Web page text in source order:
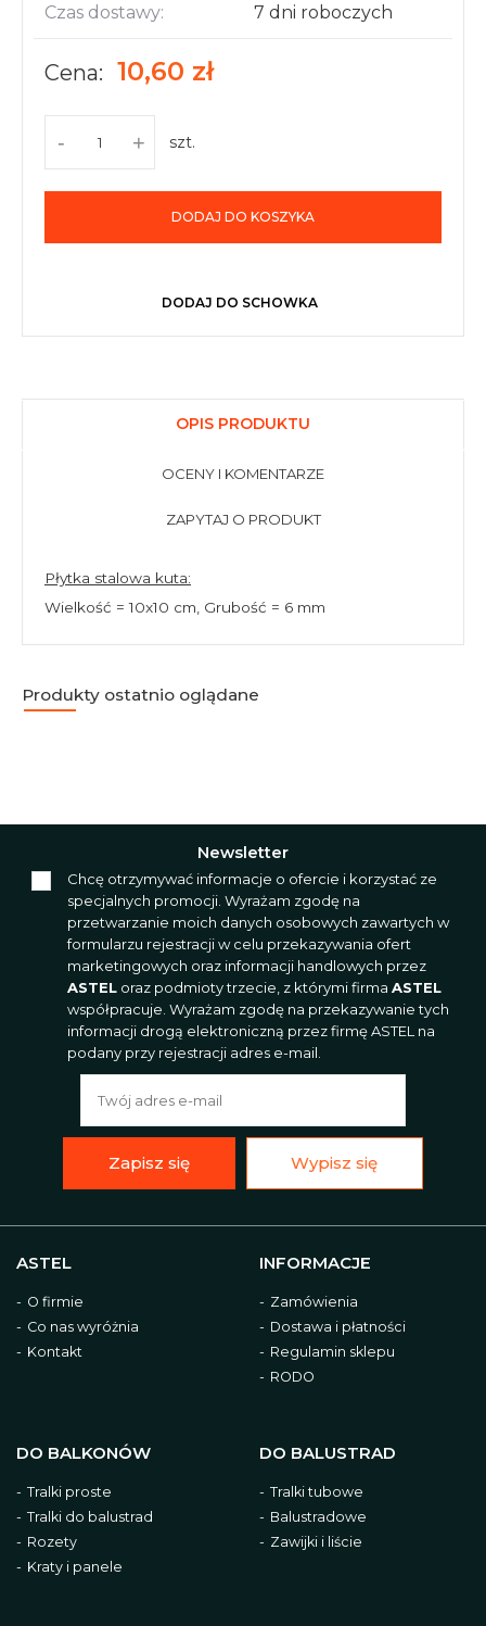
Czas dostawy: 7 dni roboczych
Cena: 10,60 zł
- + szt.
DODAJ DO KOSZYKA
DODAJ DO SCHOWKA
OPIS PRODUKTU
OCENY I KOMENTARZE
ZAPYTAJ O PRODUKT
Płytka stalowa kuta:
Wielkość = 10x10 cm, Grubość = 6 mm
Produkty ostatnio oglądane
ASTEL
O firmie
Co nas wyróżnia
Kontakt
INFORMACJE
Zamówienia
Dostawa i płatności
Regulamin sklepu
RODO
DO BALKONÓW
Tralki proste
Tralki do balustrad
Rozety
Kraty i panele
DO BALUSTRAD
Tralki tubowe
Balustradowe
Zawijki i liście
Newsletter
Chcę otrzymywać informacje o ofercie i korzystać ze
specjalnych promocji. Wyrażam zgodę na
przetwarzanie moich danych osobowych zawartych w
formularzu rejestracji w celu przekazywania ofert
marketingowych oraz informacji handlowych przez
ASTEL oraz podmioty trzecie, z którymi firma ASTEL
współpracuje. Wyrażam zgodę na przekazywanie tych
informacji drogą elektroniczną przez firmę ASTEL na
podany przy rejestracji adres e-mail.
Zapisz się Wypisz się